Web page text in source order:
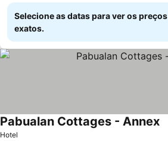
Selecione as datas para ver os preços
exatos.
Hotel
Pabualan Cottages - Annex